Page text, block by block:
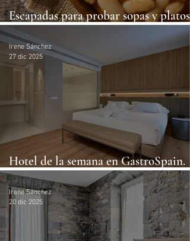
Escapadas para probar sopas y platos
con historia en España
Hotel de la semana en GastroSpain.
2025/52: Hotel Bécquer
Irene Sánchez
27 dic 2025
Irene Sánchez
20 dic 2025